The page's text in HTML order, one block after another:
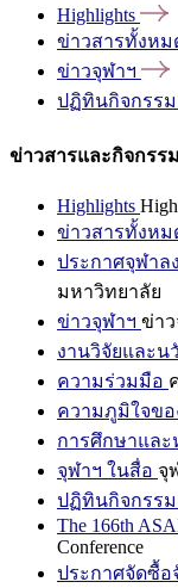
Highlights
ข่าวสารทั้งหม
ข่าวจุฬาฯ
ปฏิทินกิจกรรม
ข่าวสารและกิจกรรม
Highlights
ข่าวสารทั้งหม
ประกาศจุฬา
มหาวิทยาลัย
ข่าวจุฬาฯ ข่า
งานวิจัยและน
ความร่วมมือ
ความภูมิใจขอ
การศึกษาและ
จุฬาฯ ในสื่อ จุ
ปฏิทินกิจกรรม
The 166th
Conference
ประกาศจัดซื้อ